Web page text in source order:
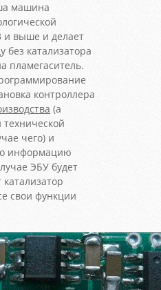
машина
и выше и делает
без катализатора
пламегаситель.
контроллера
(а
чего) и
информацию
ЭБУ будет
катализатор
свои функции